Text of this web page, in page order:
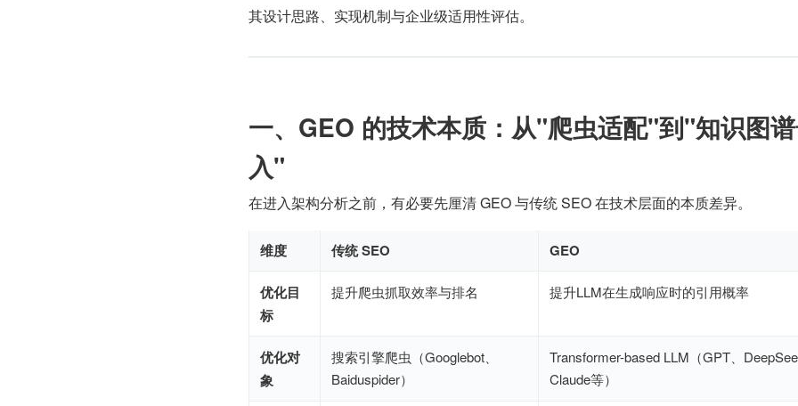
其设计思路、实现机制与企业级适用性评估。
一、GEO 的技术本质：从"爬虫适配"到"知识图
入"
在进入架构分析之前，有必要先厘清 GEO 与传统 SEO 在技术层面的本质差异。
维度 传统 SEO GEO
优化目
标
提升爬虫抓取效率与排名 提升LLM在生成响应时的引用概率
优化对
象
搜索引擎爬虫（Googlebot、
Baiduspider）
Transformer-based LLM（GPT、
Claude等）